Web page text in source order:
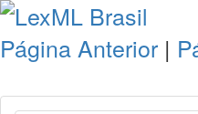
Página Anterior |